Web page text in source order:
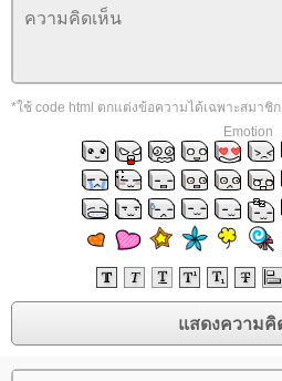
*ใช้ code html ตกแต่งข้อความได้เฉพาะสมาชิก
Emotion